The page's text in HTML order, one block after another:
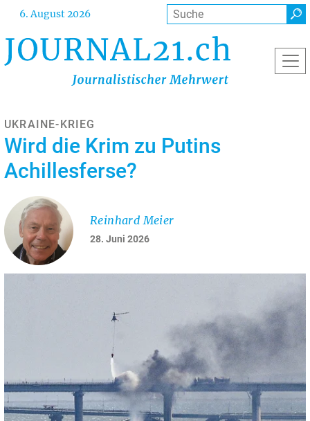
Direkt
Inhalt
6. August 2026 Suche
UKRAINE-KRIEG
Wird die Krim zu Putins
Achillesferse?
28. Juni 2026
Reinhard Meier